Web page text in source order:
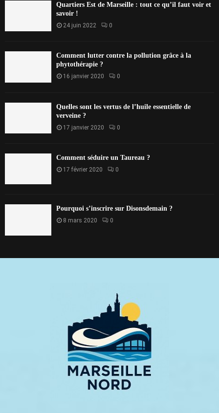
Quartiers Est de Marseille : tout ce qu’il faut voir et
savoir !
24 juin 2022 0
Comment lutter contre la pollution grâce à la
phytothérapie ?
16 janvier 2020 0
Quelles sont les vertus de l’huile essentielle de
verveine ?
17 janvier 2020 0
Comment séduire un Taureau ?
17 février 2020 0
Pourquoi s’inscrire sur Disonsdemain ?
8 mars 2020 0